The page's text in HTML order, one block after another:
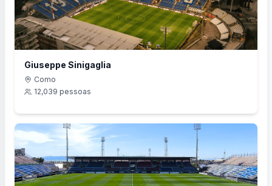
Giuseppe Sinigaglia
Como
12,039 pessoas